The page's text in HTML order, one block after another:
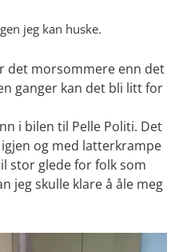
jeg kan huske.
det morsommere enn det
ganger kan det bli litt for
i bilen til Pelle Politi. Det
og med latterkrampe
stor glede for folk som
jeg skulle klare å åle meg